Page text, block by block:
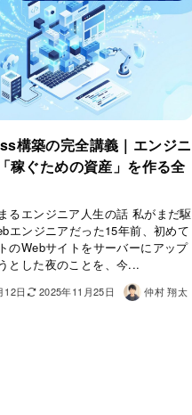
構築の完全講義｜エンジニ
稼ぐための資産」を作る全
るエンジニア人生の話 私がまだ駆
エンジニアだった15年前、初めて
のWebサイトをサーバーにアップ
とした夜のことを、今...
12日 2025年11月25日 仲村 翔太